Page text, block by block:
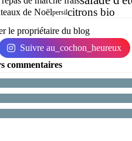
de Noëlpersilcitrons bio
le propriétaire du blog
Suivre au_cochon_heureux
commentaires